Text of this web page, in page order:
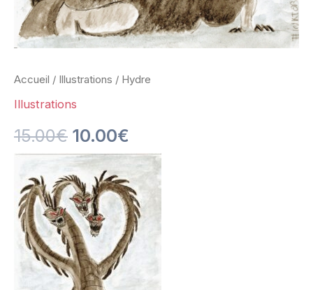
Accueil / Illustrations / Hydre
Illustrations
15.00€ 10.00€